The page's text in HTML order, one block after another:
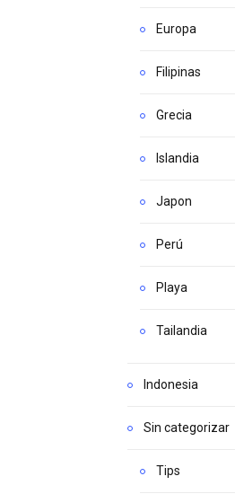
Europa
Filipinas
Grecia
Islandia
Japon
Perú
Playa
Tailandia
Indonesia
Sin categorizar
Tips